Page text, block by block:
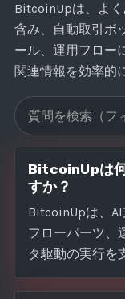
BitcoinUpは、よく
含み、自動取引ボ
ール、運用フロー
関連情報を効率的
FAQを検索
BitcoinUpは
すか？
BitcoinUpは、
フローパーツ、
タ駆動の実行を